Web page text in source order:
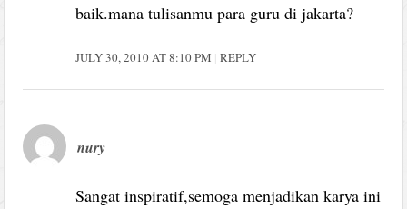
baik.mana tulisanmu para guru di jakarta?
JULY 30, 2010 AT 8:10 PM REPLY
nury
Sangat inspiratif,semoga menjadikan karya ini